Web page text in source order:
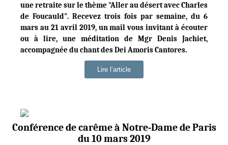
une retraite sur le thème "Aller au désert avec Charles
de Foucauld". Recevez trois fois par semaine, du 6
mars au 21 avril 2019, un mail vous invitant à écouter
ou à lire, une méditation de Mgr Denis Jachiet,
accompagnée du chant des Dei Amoris Cantores.
Lire l’article
Conférence de carême à Notre-Dame de Paris
du 10 mars 2019